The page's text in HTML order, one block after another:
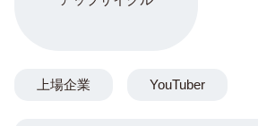
上場企業 YouTuber